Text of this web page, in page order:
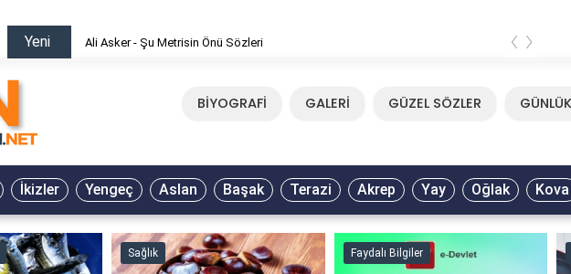
Yeni Ali Asker - Şu Metrisin Önü Sözleri ‹ ›
BİYOGRAFİ GALERİ GÜZEL SÖZLER
İkizler Yengeç Aslan Başak Terazi Akrep Yay Oğlak Kova
Sağlık Faydalı Bilgiler